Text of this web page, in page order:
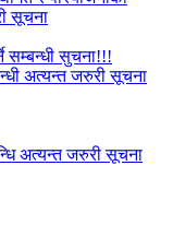
सूचना
सम्बन्धी सुचना!!!
अत्यन्त जरुरी सूचना
अत्यन्त जरुरी सूचना